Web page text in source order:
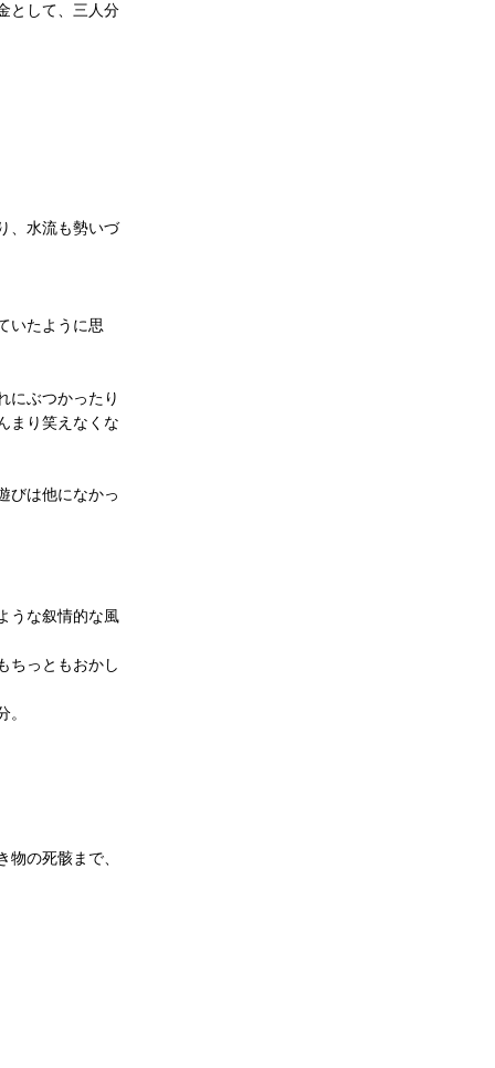
として、三人分
、水流も勢いづ
いたように思
にぶつかったり
まり笑えなくな
びは他になかっ
うな叙情的な風
ちっともおかし
の死骸まで、